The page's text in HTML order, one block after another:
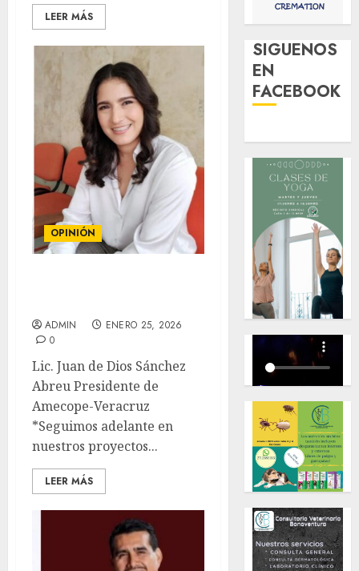
LEER MÁS
OPINIÓN
ADMIN
ENERO 25, 2026
0
Lic. Juan de Dios Sánchez
Abreu Presidente de
Amecope-Veracruz
*Seguimos adelante en
nuestros proyectos...
LEER MÁS
SIGUENOS
EN
FACEBOOK